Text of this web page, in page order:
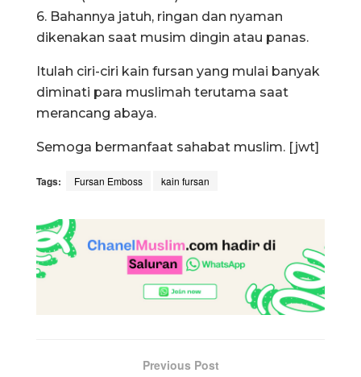
6. Bahannya jatuh, ringan dan nyaman
dikenakan saat musim dingin atau panas.
Itulah ciri-ciri kain fursan yang mulai banyak
diminati para muslimah terutama saat
merancang abaya.
Semoga bermanfaat sahabat muslim. [jwt]
Tags: Fursan Emboss kain fursan
Previous Post